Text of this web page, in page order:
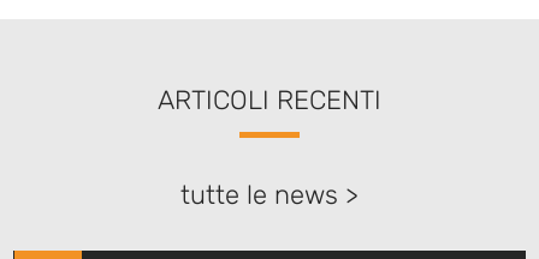
ARTICOLI RECENTI
tutte le news >